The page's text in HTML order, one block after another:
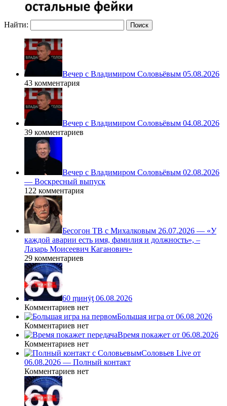
Найти:
Вечер с Владимиром Соловьёвым 05.08.2026
43 комментария
Вечер с Владимиром Соловьёвым 04.08.2026
39 комментариев
Вечер с Владимиром Соловьёвым 02.08.2026
— Воскресный выпуск
122 комментария
Бесогон ТВ с Михалковым 26.07.2026 — «У
каждой аварии есть имя, фамилия и должность», –
Лазарь Моисеевич Каганович»
29 комментариев
60 ṃинẏƫ 06.08.2026
Комментариев нет
Большая игра от 06.08.2026
Комментариев нет
Время покажет от 06.08.2026
Комментариев нет
Соловьев Live от
06.08.2026 — Полный контакт
Комментариев нет